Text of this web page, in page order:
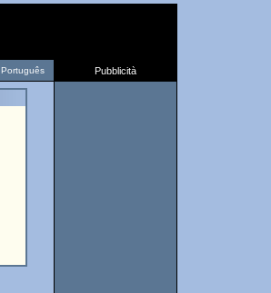
Português
Pubblicità